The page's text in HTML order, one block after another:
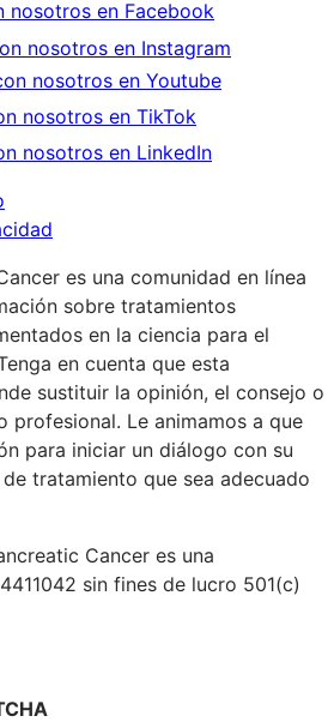
nosotros en Facebook
nosotros en Instagram
nosotros en Youtube
nosotros en TikTok
nosotros en LinkedIn
es una comunidad en línea
sobre tratamientos
en la ciencia para el
en cuenta que esta
sustituir la opinión, el consejo o
profesional. Le animamos a que
para iniciar un diálogo con su
tratamiento que sea adecuado
Cancer es una
sin fines de lucro 501(c)